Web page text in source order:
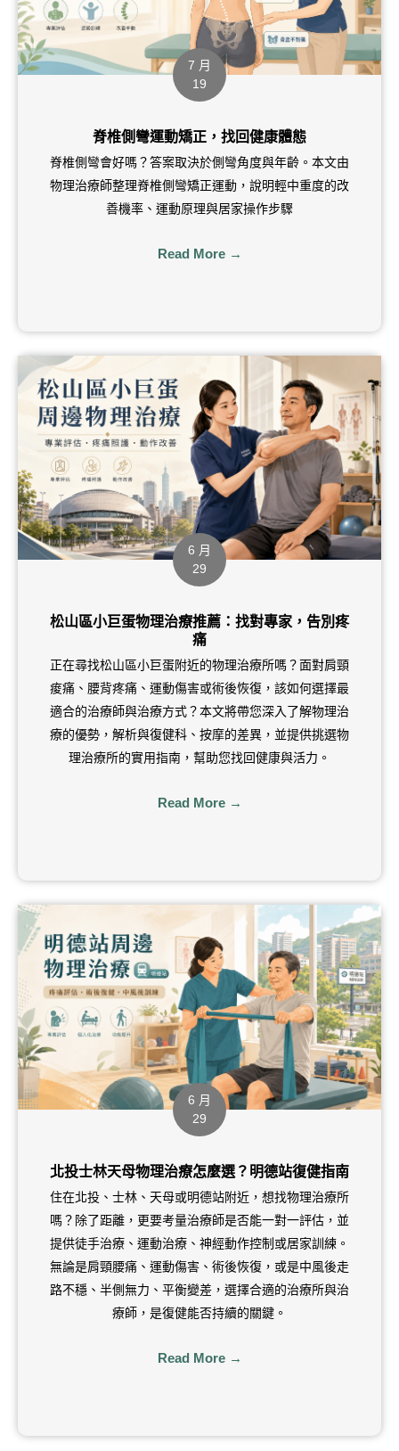
運動傷害復健-腳踝扭傷 0:50
有下背痛的問題嗎？
現代文明病的大救星！痛痛病都飛走
您的肩膀會莫名疼痛嗎？
您的腳踝、腳底、腳跟會莫名疼痛嗎？ 0:58
沈浸式深層物理治療✨ 0:31
【顱薦椎治療 Q&A】🎥 0:37
您的骨盆、鼠蹊部會莫名疼痛嗎？ 0:33
7 月
19
脊椎側彎運動矯正，找回健康體態
脊椎側彎會好嗎？答案取決於側彎角度與年齡。本文由
物理治療師整理脊椎側彎矯正運動，說明輕中重度的改
善機率、運動原理與居家操作步驟
Read More →
6 月
29
松山區小巨蛋物理治療推薦：找對專家，告別疼
痛
正在尋找松山區小巨蛋附近的物理治療所嗎？面對肩頸
痠痛、腰背疼痛、運動傷害或術後恢復，該如何選擇最
適合的治療師與治療方式？本文將帶您深入了解物理治
療的優勢，解析與復健科、按摩的差異，並提供挑選物
理治療所的實用指南，幫助您找回健康與活力。
Read More →
6 月
29
北投士林天母物理治療怎麼選？明德站復健指南
住在北投、士林、天母或明德站附近，想找物理治療所
嗎？除了距離，更要考量治療師是否能一對一評估，並
提供徒手治療、運動治療、神經動作控制或居家訓練。
無論是肩頸腰痛、運動傷害、術後恢復，或是中風後走
路不穩、半側無力、平衡變差，選擇合適的治療所與治
療師，是復健能否持續的關鍵。
Read More →